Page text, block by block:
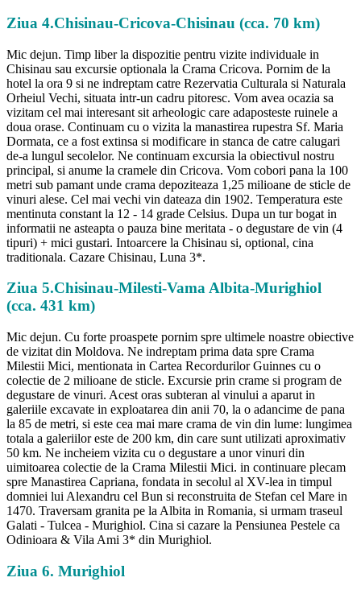
Ziua 4.Chisinau-Cricova-Chisinau (cca. 70 km)
Mic dejun. Timp liber la dispozitie pentru vizite individuale in
Chisinau sau excursie optionala la Crama Cricova. Pornim de la
hotel la ora 9 si ne indreptam catre Rezervatia Culturala si Naturala
Orheiul Vechi, situata intr-un cadru pitoresc. Vom avea ocazia sa
vizitam cel mai interesant sit arheologic care adaposteste ruinele a
doua orase. Continuam cu o vizita la manastirea rupestra Sf. Maria
Dormata, ce a fost extinsa si modificare in stanca de catre calugari
de-a lungul secolelor. Ne continuam excursia la obiectivul nostru
principal, si anume la cramele din Cricova. Vom cobori pana la 100
metri sub pamant unde crama depoziteaza 1,25 milioane de sticle de
vinuri alese. Cel mai vechi vin dateaza din 1902. Temperatura este
mentinuta constant la 12 - 14 grade Celsius. Dupa un tur bogat in
informatii ne asteapta o pauza bine meritata - o degustare de vin (4
tipuri) + mici gustari. Intoarcere la Chisinau si, optional, cina
traditionala. Cazare Chisinau, Luna 3*.
Ziua 5.Chisinau-Milesti-Vama Albita-Murighiol
(cca. 431 km)
Mic dejun. Cu forte proaspete pornim spre ultimele noastre obiective
de vizitat din Moldova. Ne indreptam prima data spre Crama
Milestii Mici, mentionata in Cartea Recordurilor Guinnes cu o
colectie de 2 milioane de sticle. Excursie prin crame si program de
degustare de vinuri. Acest oras subteran al vinului a aparut in
galeriile excavate in exploatarea din anii 70, la o adancime de pana
la 85 de metri, si este cea mai mare crama de vin din lume: lungimea
totala a galeriilor este de 200 km, din care sunt utilizati aproximativ
50 km. Ne incheiem vizita cu o degustare a unor vinuri din
uimitoarea colectie de la Crama Milestii Mici. in continuare plecam
spre Manastirea Capriana, fondata in secolul al XV-lea in timpul
domniei lui Alexandru cel Bun si reconstruita de Stefan cel Mare in
1470. Traversam granita pe la Albita in Romania, si urmam traseul
Galati - Tulcea - Murighiol. Cina si cazare la Pensiunea Pestele ca
Odinioara & Vila Ami 3* din Murighiol.
Ziua 6. Murighiol